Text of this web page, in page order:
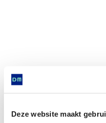
Deze website maakt